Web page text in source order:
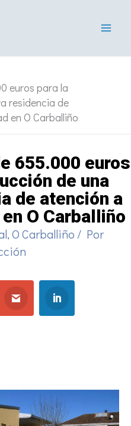
euros para la
residencia de
en O Carballiño
655.000 euros
de una
de atención a
O Carballiño
,O Carballiño / Por